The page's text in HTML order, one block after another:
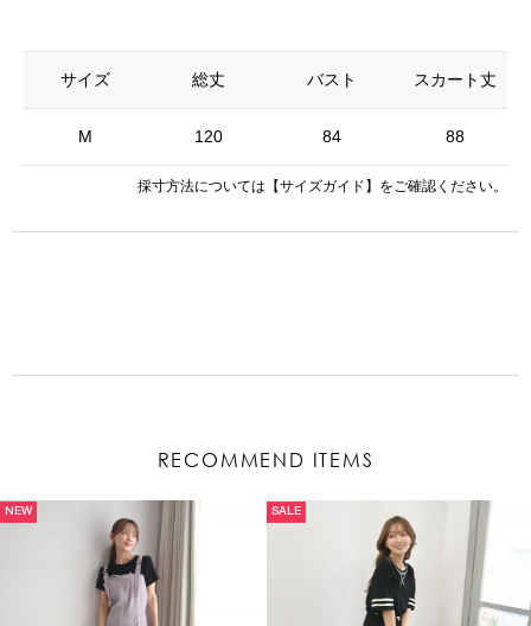
サイズ
M
総丈 バスト スカート丈
120 84 88
採寸方法については 【サイズガイド】 をご確認ください。
RECOMMEND ITEMS
NEW SALE